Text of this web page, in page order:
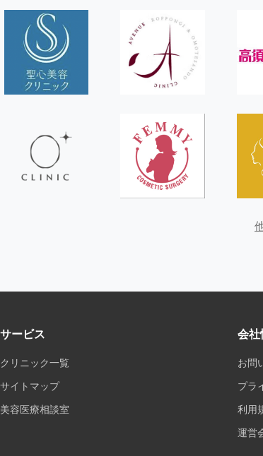
サービス
クリニック一覧
サイトマップ
美容医療相談室
会社
お問
プラ
利用
運営